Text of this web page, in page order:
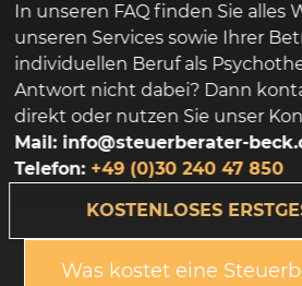
In unseren FAQ finden Sie alles
unseren Services sowie Ihrer
individuellen Beruf als
Antwort nicht dabei? Dann
direkt oder nutzen Sie unser
Mail: info@steuerberater-
Telefon:+49 (0)30 240 47 850
KOSTENLOSES
Was kostet eine